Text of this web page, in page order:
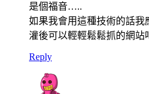
是個福音…..
如果我會用這種技術的話
灌後可以輕輕鬆鬆抓的網站
Reply